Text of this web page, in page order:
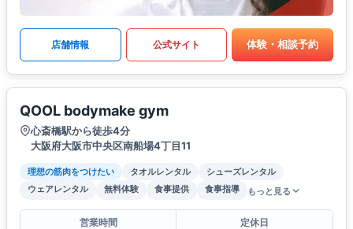
店舗情報 公式サイト 体験・相談予約
QOOL bodymake gym
心斎橋駅から徒歩4分
大阪府大阪市中央区南船場4丁目11
理想の筋肉をつけたい タオルレンタル
シューズレンタル
ウェアレンタル
無料体験 食事提供 食事指導 もっと見る
営業時間
定休日